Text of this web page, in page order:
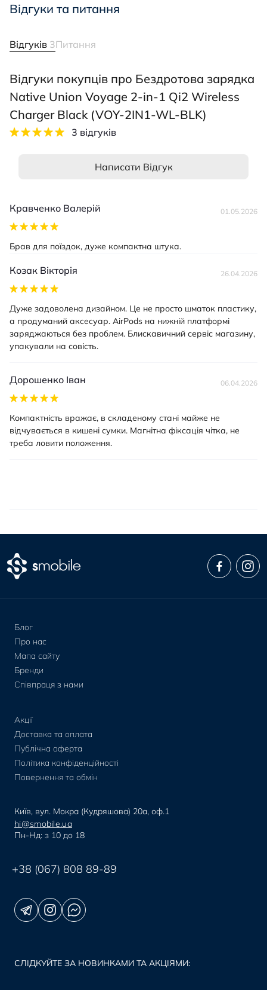
Apple iPhone 13
Apple iPhone 12 Pro Max
Apple iPhone 12
Apple iPhone 12 Mini
Apple Watch 38 мм
Apple Watch 40 мм
Apple Watch 44 мм
Apple Watch 46 мм
Відгуки та питання
Відгуків 3Питання
Відгуки покупців про Бездротова зарядка
Native Union Voyage 2-in-1 Qi2 Wireless
Charger Black (VOY-2IN1-WL-BLK)
3 відгуків
Написати Відгук
Кравченко Валерій 01.05.2026
Брав для поїздок, дуже компактна штука.
Козак Вікторія 26.04.2026
Дуже задоволена дизайном. Це не просто шматок пластику,
а продуманий аксесуар. AirPods на нижній платформі
заряджаються без проблем. Блискавичний сервіс магазину,
упакували на совість.
Дорошенко Іван 06.04.2026
Компактність вражає, в складеному стані майже не
відчувається в кишені сумки. Магнітна фіксація чітка, не
треба ловити положення.
Блог
Про нас
Мапа сайту
Бренди
Співпраця з нами
Акції
Доставка та оплата
Публічна оферта
Політика конфіденційності
Повернення та обмін
Київ, вул. Мокра (Кудряшова) 20а, оф.1
hi@smobile.ua
Пн-Нд: з 10 до 18
+38 (067) 808 89-89
СЛІДКУЙТЕ ЗА НОВИНКАМИ ТА АКЦІЯМИ: